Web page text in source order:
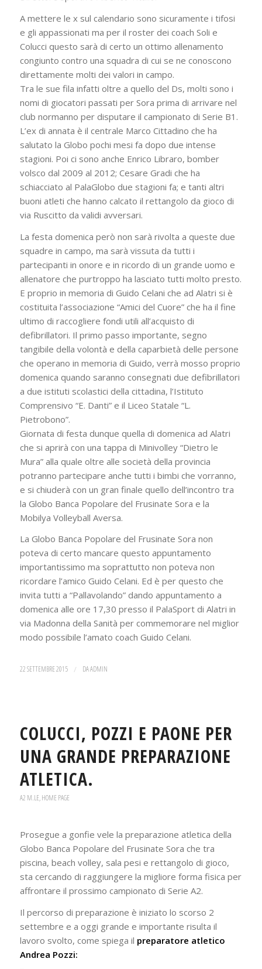
A mettere le x sul calendario sono sicuramente i tifosi
e gli appassionati ma per il roster dei coach Soli e
Colucci questo sarà di certo un ottimo allenamento
congiunto contro una squadra di cui se ne conoscono
direttamente molti dei valori in campo.
Tra le sue fila infatti oltre a quello del Ds, molti sono i
nomi di giocatori passati per Sora prima di arrivare nel
club normanno per disputare il campionato di Serie B1.
L’ex di annata è il centrale Marco Cittadino che ha
salutato la Globo pochi mesi fa dopo due intense
stagioni. Poi ci sono anche Enrico Libraro, bomber
volsco dal 2009 al 2012; Cesare Gradi che ha
schiacciato al PalaGlobo due stagioni fa; e tanti altri
buoni atleti che hanno calcato il rettangolo da gioco di
via Ruscitto da validi avversari.
La festa domenica però non sarà rivolta a queste due
squadre in campo, ma sarà vissuta da tutti i
partecipanti in onore e in ricordo di un grande uomo e
allenatore che purtroppo ha lasciato tutti molto presto.
E proprio in memoria di Guido Celani che ad Alatri si è
costituita l’associazione “Amici del Cuore” che ha il fine
ultimo di raccogliere fondi utili all’acquisto di
defibrillatori. Il primo passo importante, segno
tangibile della volontà e della caparbietà delle persone
che operano in memoria di Guido, verrà mosso proprio
domenica quando saranno consegnati due defibrillatori
a due istituti scolastici della cittadina, l’Istituto
Comprensivo “E. Danti” e il Liceo Statale “L.
Pietrobono”.
Giornata di festa dunque quella di domenica ad Alatri
che si aprirà con una tappa di Minivolley “Dietro le
Mura” alla quale oltre alle società della provincia
potranno partecipare anche tutti i bimbi che vorranno,
e si chiuderà con un gran finale quello dell’incontro tra
la Globo Banca Popolare del Frusinate Sora e la
Mobilya Volleyball Aversa.
La Globo Banca Popolare del Frusinate Sora non
poteva di certo mancare questo appuntamento
importantissimo ma soprattutto non poteva non
ricordare l’amico Guido Celani. Ed è per questo che
invita tutti a “Pallavolando” dando appuntamento a
domenica alle ore 17,30 presso il PalaSport di Alatri in
via Madonna della Sanità per commemorare nel miglior
modo possibile l’amato coach Guido Celani.
22 SETTEMBRE 2015 / DAADMIN
COLUCCI, POZZI E PAONE PER
UNA GRANDE PREPARAZIONE
ATLETICA.
A2 M.LE,HOME PAGE
Prosegue a gonfie vele la preparazione atletica della
Globo Banca Popolare del Frusinate Sora che tra
piscina, beach volley, sala pesi e rettangolo di gioco,
sta cercando di raggiungere la migliore forma fisica per
affrontare il prossimo campionato di Serie A2.
Il percorso di preparazione è iniziato lo scorso 2
settembre e a oggi grande e importante risulta il
lavoro svolto, come spiega il preparatore atletico
Andrea Pozzi: